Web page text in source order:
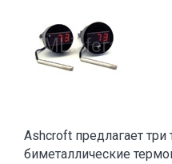
Ashcroft предлагает
биметаллические